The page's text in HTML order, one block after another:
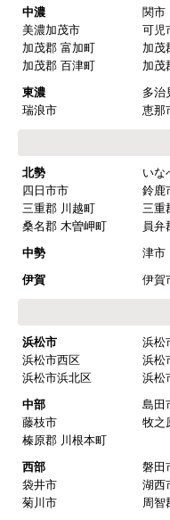
マークレさ
2025年10月10
欲しい商品をスムー
ショップからの連絡
予定の期日までに商品
はい
商品の梱包は必要十
【注文商品】
期】2025年07月
【このショップを
近隣で安く、評判が
【注文からどのく
取付工事の数日前
中濃
関市
美濃加茂市
可児
加茂郡 富加町
加茂
加茂郡 百津町
加茂
東濃
多治
瑞浪市
恵那
北勢 いな
四日市市
鈴鹿
三重郡 川越町
三重
桑名郡 木曽岬町
員弁
中勢
津市
伊賀
伊賀
浜松市 浜松
浜松市西区
浜松
浜松市浜北区
浜松
中部
島田
藤枝市
牧之
榛原郡 川根本町
西部
磐田
袋井市
湖西
菊川市
周智